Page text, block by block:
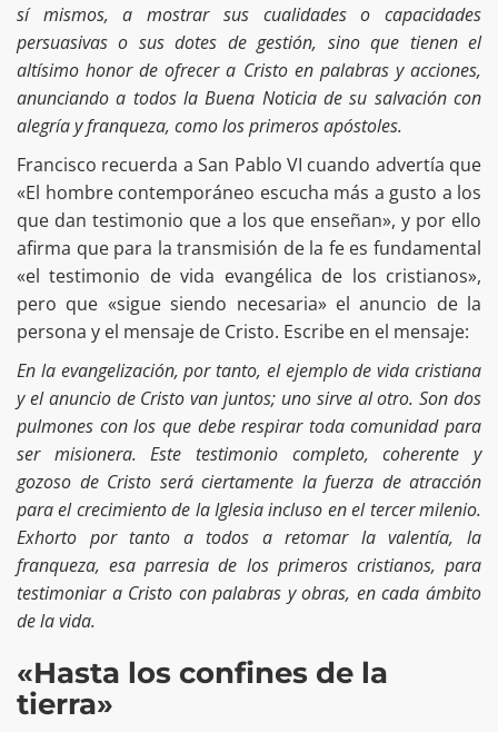
sí mismos, a mostrar sus cualidades o capacidades
persuasivas o sus dotes de gestión, sino que tienen el
altísimo honor de ofrecer a Cristo en palabras y acciones,
anunciando a todos la Buena Noticia de su salvación con
alegría y franqueza, como los primeros apóstoles.
Francisco recuerda a San Pablo VI cuando advertía que
«El hombre contemporáneo escucha más a gusto a los
que dan testimonio que a los que enseñan», y por ello
afirma que para la transmisión de la fe es fundamental
«el testimonio de vida evangélica de los cristianos»,
pero que «sigue siendo necesaria» el anuncio de la
persona y el mensaje de Cristo. Escribe en el mensaje:
En la evangelización, por tanto, el ejemplo de vida cristiana
y el anuncio de Cristo van juntos; uno sirve al otro. Son dos
pulmones con los que debe respirar toda comunidad para
ser misionera. Este testimonio completo, coherente y
gozoso de Cristo será ciertamente la fuerza de atracción
para el crecimiento de la Iglesia incluso en el tercer milenio.
Exhorto por tanto a todos a retomar la valentía, la
franqueza, esa parresia de los primeros cristianos, para
testimoniar a Cristo con palabras y obras, en cada ámbito
de la vida.
«Hasta los confines de la
tierra»